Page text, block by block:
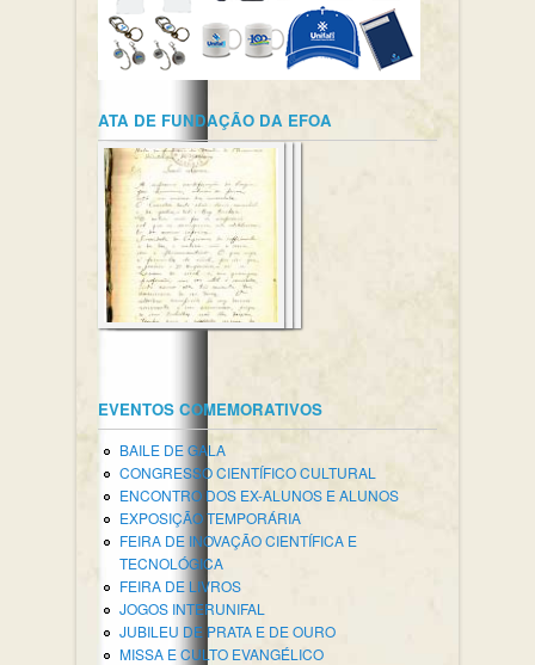
ATA DE FUNDAÇÃO DA EFOA
EVENTOS COMEMORATIVOS
BAILE DE GALA
CONGRESSO CIENTÍFICO CULTURAL
ENCONTRO DOS EX-ALUNOS E ALUNOS
EXPOSIÇÃO TEMPORÁRIA
FEIRA DE INOVAÇÃO CIENTÍFICA E
TECNOLÓGICA
FEIRA DE LIVROS
JOGOS INTERUNIFAL
JUBILEU DE PRATA E DE OURO
MISSA E CULTO EVANGÉLICO